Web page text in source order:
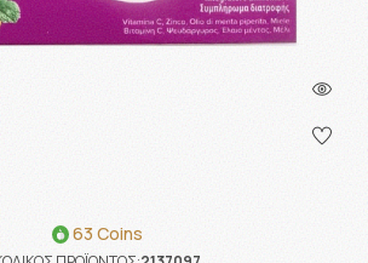
63 Coins